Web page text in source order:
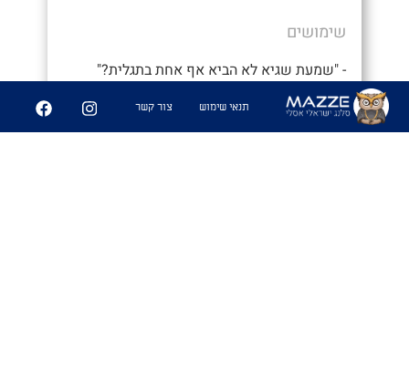
שימושים
- "שמעת שגיא לא הביא אף אחת בתגלית?"
- "מה?? אני לא מאמין שנתנו לו לצאת
במקומי. איזה בזבוז תקן"
תנאי שימוש צור קשר